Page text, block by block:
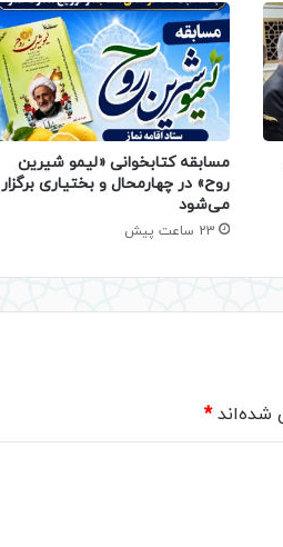
مسابقه کتابخوانی «لیمو شیرین
روح» در چهارمحال و بختیاری برگزار
می‌شود
23 ساعت پیش
شده‌اند*